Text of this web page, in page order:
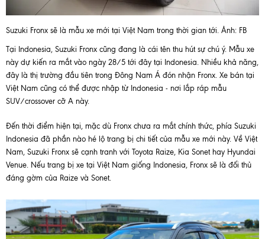
Suzuki Fronx sẽ là mẫu xe mới tại Việt Nam trong thời gian tới. Ảnh: FB
Tại Indonesia, Suzuki Fronx cũng đang là cái tên thu hút sự chú ý. Mẫu xe
này dự kiến ra mắt vào ngày 28/5 tới đây tại Indonesia. Nhiều khả năng,
đây là thị trường đầu tiên trong Đông Nam Á đón nhận Fronx. Xe bán tại
Việt Nam cũng có thể được nhập từ Indonesia - nơi lắp ráp mẫu
SUV/crossover cỡ A này.
Đến thời điểm hiện tại, mặc dù Fronx chưa ra mắt chính thức, phía Suzuki
Indonesia đã phần nào hé lộ trang bị chi tiết của mẫu xe mới này. Về Việt
Nam, Suzuki Fronx sẽ cạnh tranh với Toyota Raize, Kia Sonet hay Hyundai
Venue. Nếu trang bị xe tại Việt Nam giống Indonesia, Fronx sẽ là đối thủ
đáng gờm của Raize và Sonet.